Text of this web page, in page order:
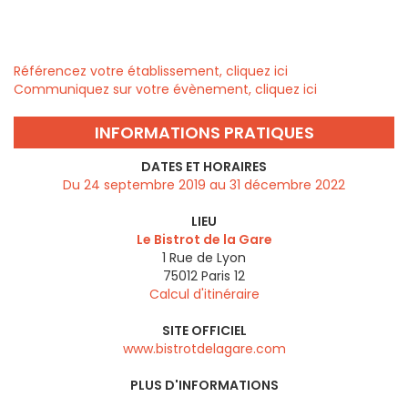
Référencez votre établissement, cliquez ici
Communiquez sur votre évènement, cliquez ici
INFORMATIONS PRATIQUES
DATES ET HORAIRES
Du 24 septembre 2019 au 31 décembre 2022
LIEU
Le Bistrot de la Gare
1 Rue de Lyon
75012 Paris 12
Calcul d'itinéraire
SITE OFFICIEL
www.bistrotdelagare.com
PLUS D'INFORMATIONS